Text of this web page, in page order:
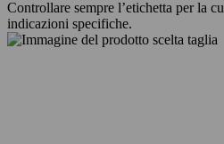
Controllare sempre l’etichetta per la
indicazioni specifiche.